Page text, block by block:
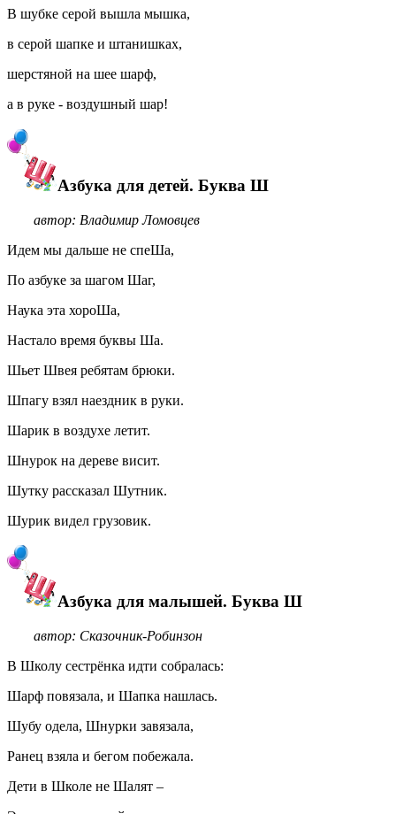
В шубке серой вышла мышка,
в серой шапке и штанишках,
шерстяной на шее шарф,
а в руке - воздушный шар!
Азбука для детей. Буква Ш
автор: Владимир Ломовцев
Идем мы дальше не спеШа,
По азбуке за шагом Шаг,
Наука эта хороШа,
Настало время буквы Ша.
Шьет Швея ребятам брюки.
Шпагу взял наездник в руки.
Шарик в воздухе летит.
Шнурок на дереве висит.
Шутку рассказал Шутник.
Шурик видел грузовик.
Азбука для малышей. Буква Ш
автор: Сказочник-Робинзон
В Школу сестрёнка идти собралась:
Шарф повязала, и Шапка нашлась.
Шубу одела, Шнурки завязала,
Ранец взяла и бегом побежала.
Дети в Школе не Шалят –